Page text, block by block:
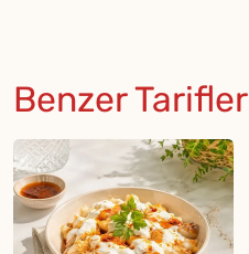
Benzer Tarifler